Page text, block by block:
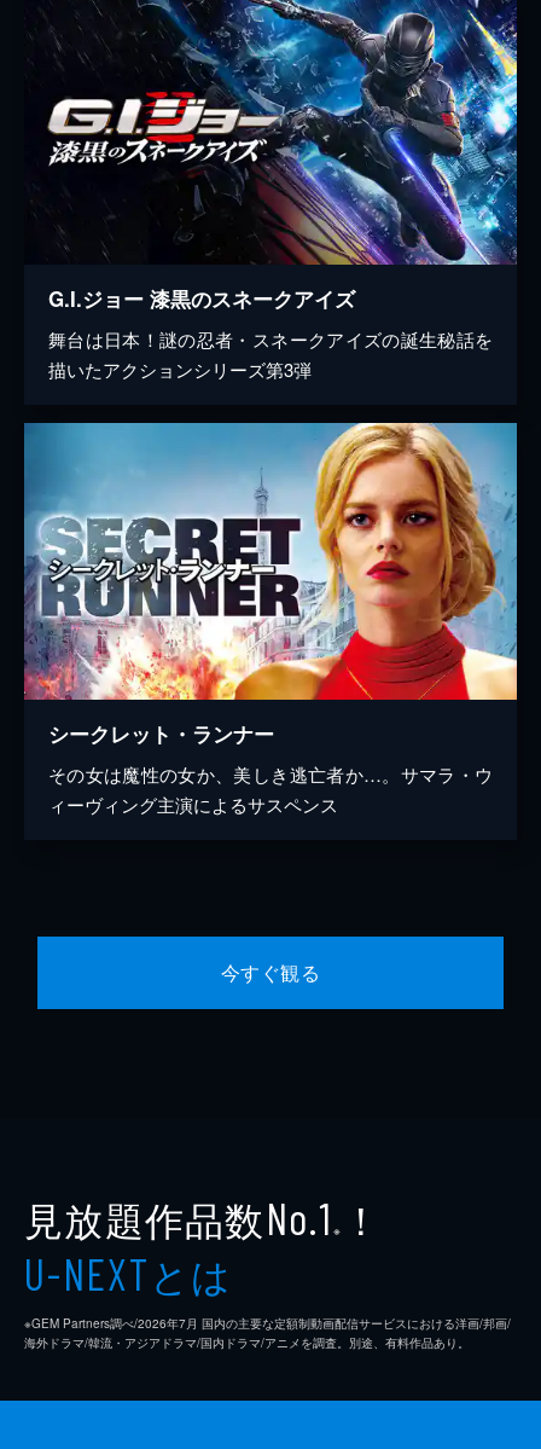
G.I.ジョー 漆黒のスネークアイズ
舞台は日本！謎の忍者・スネークアイズの誕生秘話を
描いたアクションシリーズ第3弾
シークレット・ランナー
その女は魔性の女か、美しき逃亡者か…。サマラ・ウ
ィーヴィング主演によるサスペンス
今すぐ観る
見放題作品数No.1 ※ ！
U-NEXTとは
※GEM Partners調べ/2026年7⽉ 国内の主要な定額制動画配信サービスにおける洋画/邦画/
海外ドラマ/韓流・アジアドラマ/国内ドラマ/アニメを調査。別途、有料作品あり。